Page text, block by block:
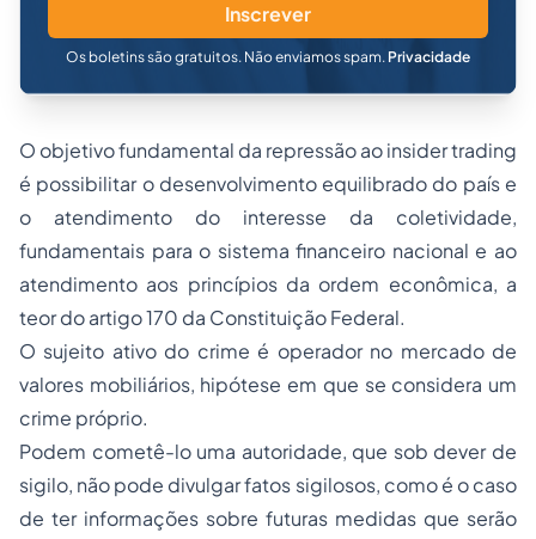
Inscrever
Os boletins são gratuitos. Não enviamos spam. Privacidade
O objetivo fundamental da repressão ao insider trading
é possibilitar o desenvolvimento equilibrado do país e
o atendimento do interesse da coletividade,
fundamentais para o sistema financeiro nacional e ao
atendimento aos princípios da ordem econômica, a
teor do artigo 170 da Constituição Federal.
O sujeito ativo do crime é operador no mercado de
valores mobiliários, hipótese em que se considera um
crime próprio.
Podem cometê-lo uma autoridade, que sob dever de
sigilo, não pode divulgar fatos sigilosos, como é o caso
de ter informações sobre futuras medidas que serão